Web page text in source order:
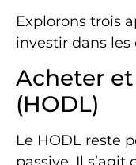
Explorons trois
investir dans
Acheter
(HODL)
Le HODL reste